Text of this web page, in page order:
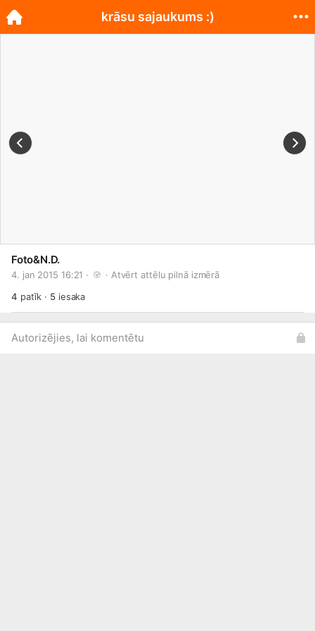
Foto&N.D.
4. jan 2015 16:21 · · Atvērt attēlu pilnā izmērā
4 patīk · 5iesaka
Autorizējies, lai komentētu
krāsu sajaukums :)